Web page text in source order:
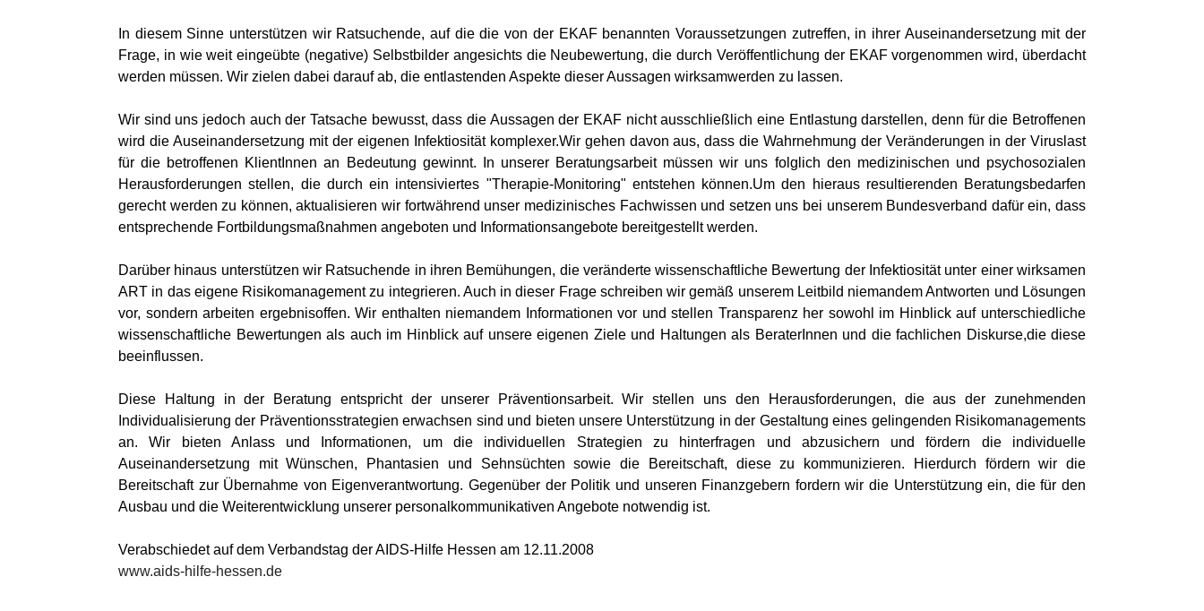
In diesem Sinne unterstützen wir Ratsuchende, auf die die von der EKAF benannten Voraussetzungen zutreffen, in ihrer Auseinandersetzung mit der
Frage, in wie weit eingeübte (negative) Selbstbilder angesichts die Neubewertung, die durch Veröffentlichung der EKAF vorgenommen wird, überdacht
werden müssen. Wir zielen dabei darauf ab, die entlastenden Aspekte dieser Aussagen wirksamwerden zu lassen.
Wir sind uns jedoch auch der Tatsache bewusst, dass die Aussagen der EKAF nicht ausschließlich eine Entlastung darstellen, denn für die Betroffenen
wird die Auseinandersetzung mit der eigenen Infektiosität komplexer.Wir gehen davon aus, dass die Wahrnehmung der Veränderungen in der Viruslast
für die betroffenen KlientInnen an Bedeutung gewinnt. In unserer Beratungsarbeit müssen wir uns folglich den medizinischen und psychosozialen
Herausforderungen stellen, die durch ein intensiviertes "Therapie-Monitoring" entstehen können.Um den hieraus resultierenden Beratungsbedarfen
gerecht werden zu können, aktualisieren wir fortwährend unser medizinisches Fachwissen und setzen uns bei unserem Bundesverband dafür ein, dass
entsprechende Fortbildungsmaßnahmen angeboten und Informationsangebote bereitgestellt werden.
Darüber hinaus unterstützen wir Ratsuchende in ihren Bemühungen, die veränderte wissenschaftliche Bewertung der Infektiosität unter einer wirksamen
ART in das eigene Risikomanagement zu integrieren. Auch in dieser Frage schreiben wir gemäß unserem Leitbild niemandem Antworten und Lösungen
vor, sondern arbeiten ergebnisoffen. Wir enthalten niemandem Informationen vor und stellen Transparenz her sowohl im Hinblick auf unterschiedliche
wissenschaftliche Bewertungen als auch im Hinblick auf unsere eigenen Ziele und Haltungen als BeraterInnen und die fachlichen Diskurse,die diese
beeinflussen.
Diese Haltung in der Beratung entspricht der unserer Präventionsarbeit. Wir stellen uns den Herausforderungen, die aus der zunehmenden
Individualisierung der Präventionsstrategien erwachsen sind und bieten unsere Unterstützung in der Gestaltung eines gelingenden Risikomanagements
an. Wir bieten Anlass und Informationen, um die individuellen Strategien zu hinterfragen und abzusichern und fördern die individuelle
Auseinandersetzung mit Wünschen, Phantasien und Sehnsüchten sowie die Bereitschaft, diese zu kommunizieren. Hierdurch fördern wir die
Bereitschaft zur Übernahme von Eigenverantwortung. Gegenüber der Politik und unseren Finanzgebern fordern wir die Unterstützung ein, die für den
Ausbau und die Weiterentwicklung unserer personalkommunikativen Angebote notwendig ist.
Verabschiedet auf dem Verbandstag der AIDS-Hilfe Hessen am 12.11.2008
www.aids-hilfe-hessen.de